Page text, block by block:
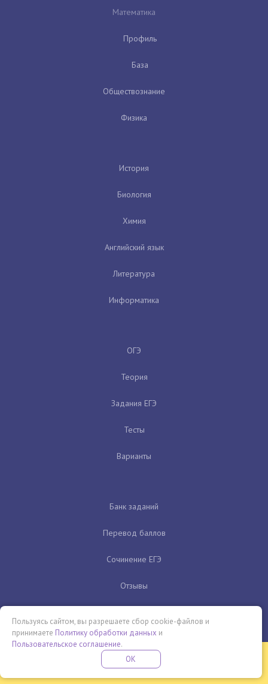
Математика
Профиль
База
Обществознание
Физика
История
Биология
Химия
Английский язык
Литература
Информатика
ОГЭ
Теория
Задания ЕГЭ
Тесты
Варианты
Банк заданий
Перевод баллов
Сочинение ЕГЭ
Отзывы
Бесплатная летняя школа
ПРОВЕДИ ЭТО ЛЕТО С ПОЛЬЗОЙ
Пользуясь сайтом, вы разрешаете сбор cookie-файлов и
принимаете Политику обработки данных и
Пользовательское соглашение.
OK